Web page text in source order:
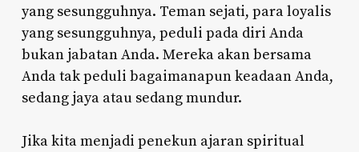
yang sesungguhnya. Teman sejati, para loyalis
yang sesungguhnya, peduli pada diri Anda
bukan jabatan Anda. Mereka akan bersama
Anda tak peduli bagaimanapun keadaan Anda,
sedang jaya atau sedang mundur.
Jika kita menjadi penekun ajaran spiritual